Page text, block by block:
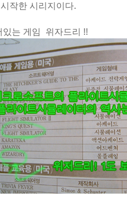
작한 시리지이다.
있는 게임 위자드리 !!